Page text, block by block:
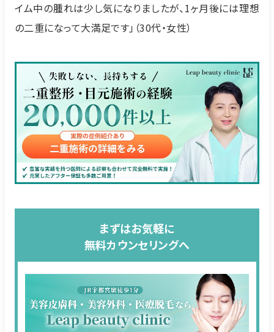
イム中の腫れは少し気になりましたが、1ヶ月後には理想
の二重になって大満足です」（30代・女性）
まずはお気軽に
無料カウンセリングへ